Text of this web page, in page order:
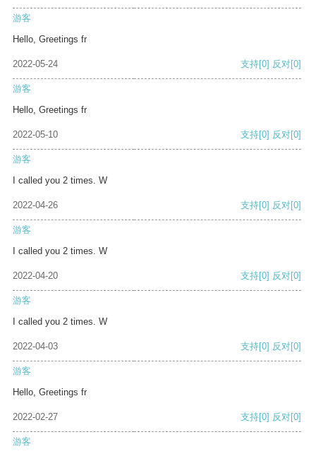
游客
Hello, Greetings fr
2022-05-24 支持[0] 反对[0]
游客
Hello, Greetings fr
2022-05-10 支持[0] 反对[0]
游客
I called you 2 times. W
2022-04-26 支持[0] 反对[0]
游客
I called you 2 times. W
2022-04-20 支持[0] 反对[0]
游客
I called you 2 times. W
2022-04-03 支持[0] 反对[0]
游客
Hello, Greetings fr
2022-02-27 支持[0] 反对[0]
游客